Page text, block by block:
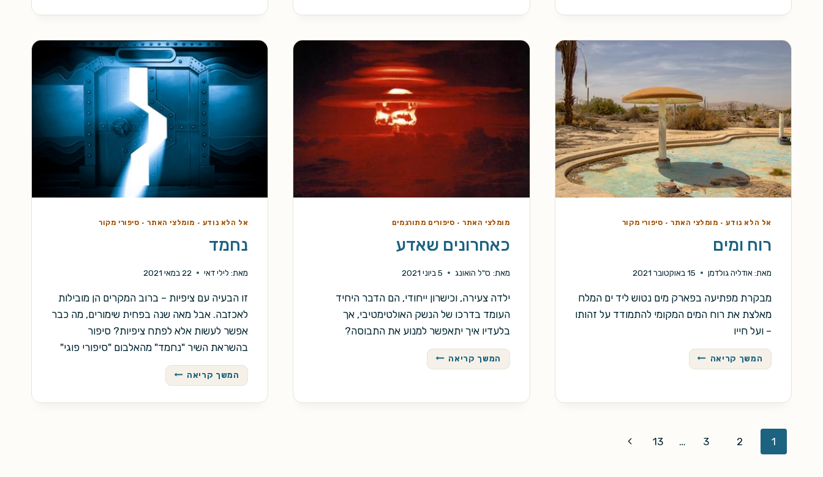
אל הלא נודע· מומלצי האתר· סיפורי מקור
רוח ומים
מאת: אודליה גולדמן 15 באוקטובר 2021
מבקרת מפתיעה בפארק מים נטוש ליד ים המלח
מאלצת את רוח המים המקומי להתמודד על זהותו
– ועל חייו
המשך קריאה רוח
ומים
מומלצי האתר· סיפורים מתורגמים
כאחרונים שאדע
מאת: ס"ל הואונג 5 ביוני 2021
ילדה צעירה, וכישרון ייחודי, הם הדבר היחיד
העומד בדרכו של הנשק האולטימטיבי, אך
בלעדיו איך יתאפשר למנוע את התבוסה?
המשך קריאהכאחרונים
שאדע
אל הלא נודע · מומלצי האתר· סיפורי מקור
נחמד
מאת: לילי דאי 22 במאי 2021
זו הבעיה עם ציפיות – ברוב המקרים הן מובילות
לאכזבה. אבל מאה שנה בפחית שימורים, מה כבר
אפשר לעשות אלא לפתח ציפיות? סיפור
בהשראת השיר "נחמד" מהאלבום "סיפורי פוגי"
המשך קריאה נחמד
Page
1
2
3
…
13
Next